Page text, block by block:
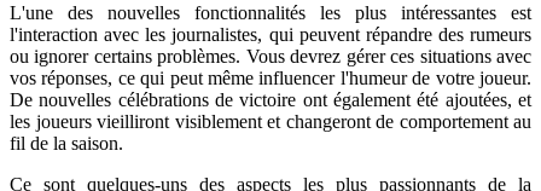
L'une des nouvelles fonctionnalités les plus intéressantes est
l'interaction avec les journalistes, qui peuvent répandre des rumeurs
ou ignorer certains problèmes. Vous devrez gérer ces situations avec
vos réponses, ce qui peut même influencer l'humeur de votre joueur.
De nouvelles célébrations de victoire ont également été ajoutées, et
les joueurs vieilliront visiblement et changeront de comportement au
fil de la saison.
Ce sont quelques-uns des aspects les plus passionnants de la